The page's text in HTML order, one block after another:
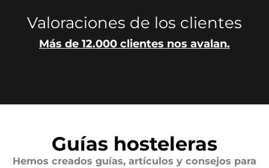
Valoraciones de los clientes
Más de 12.000 clientes nos avalan.
Guías hosteleras
Hemos creados guías, artículos y consejos para